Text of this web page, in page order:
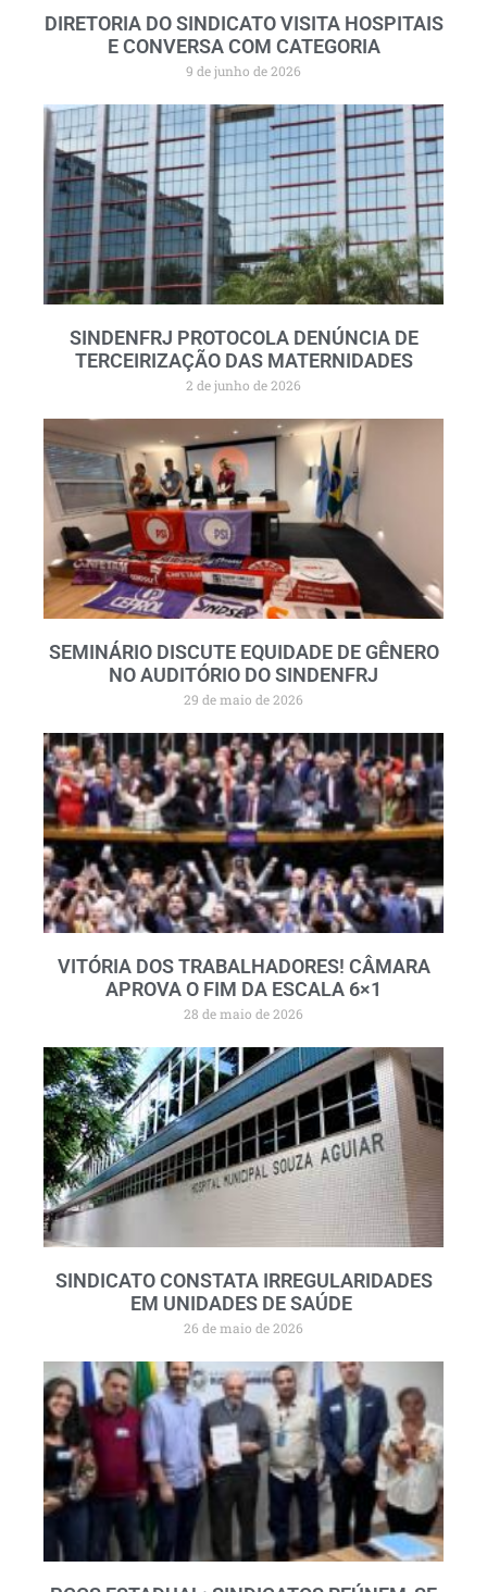
DIRETORIA DO SINDICATO VISITA HOSPITAIS
E CONVERSA COM CATEGORIA
9 de junho de 2026
SINDENFRJ PROTOCOLA DENÚNCIA DE
TERCEIRIZAÇÃO DAS MATERNIDADES
2 de junho de 2026
SEMINÁRIO DISCUTE EQUIDADE DE GÊNERO
NO AUDITÓRIO DO SINDENFRJ
29 de maio de 2026
VITÓRIA DOS TRABALHADORES! CÂMARA
APROVA O FIM DA ESCALA 6×1
28 de maio de 2026
SINDICATO CONSTATA IRREGULARIDADES
EM UNIDADES DE SAÚDE
26 de maio de 2026